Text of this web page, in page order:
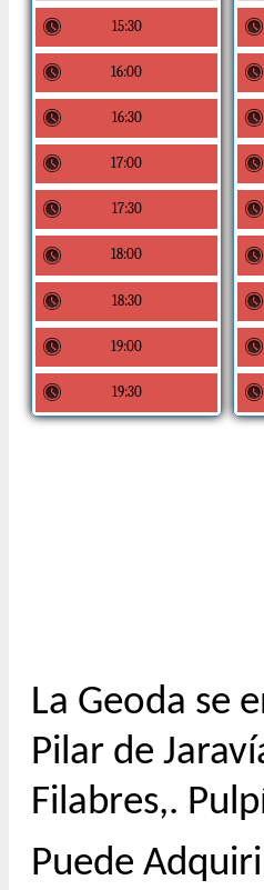
15:30
16:00
16:30
17:00
17:30
18:00
18:30
19:00
19:30
La Geoda se
Pilar de
Filabres,.
Puede